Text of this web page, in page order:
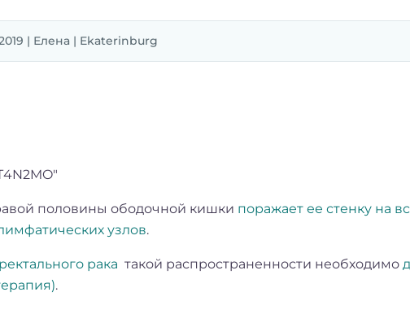
| Елена | Ekaterinburg
половины ободочной кишки поражает ее стенку на
узлов.
рака такой распространенности необходимо
.